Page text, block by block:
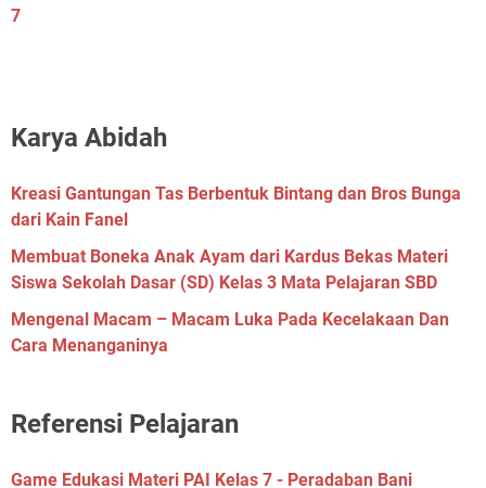
7
Karya Abidah
Kreasi Gantungan Tas Berbentuk Bintang dan Bros Bunga
dari Kain Fanel
Membuat Boneka Anak Ayam dari Kardus Bekas Materi
Siswa Sekolah Dasar (SD) Kelas 3 Mata Pelajaran SBD
Mengenal Macam – Macam Luka Pada Kecelakaan Dan
Cara Menanganinya
Referensi Pelajaran
Game Edukasi Materi PAI Kelas 7 - Peradaban Bani